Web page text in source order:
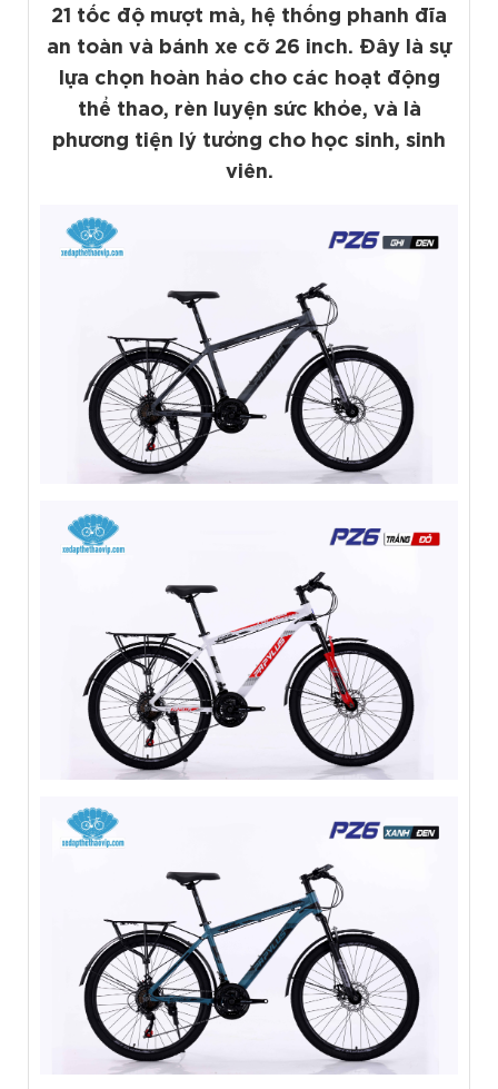
21 tốc độ mượt mà, hệ thống phanh đĩa
an toàn và bánh xe cỡ 26 inch. Đây là sự
lựa chọn hoàn hảo cho các hoạt động
thể thao, rèn luyện sức khỏe, và là
phương tiện lý tưởng cho học sinh, sinh
viên.